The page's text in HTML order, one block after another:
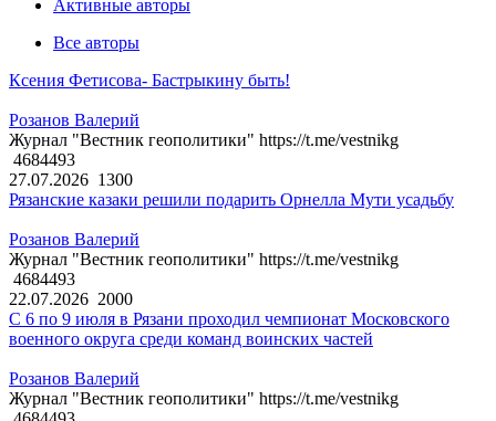
Активные авторы
Все авторы
Ксения Фетисова- Бастрыкину быть!
Розанов Валерий
Журнал "Вестник геополитики" https://t.me/vestnikg
4684493
27.07.2026 1300
Рязанские казаки решили подарить Орнелла Мути усадьбу
Розанов Валерий
Журнал "Вестник геополитики" https://t.me/vestnikg
4684493
22.07.2026 2000
С 6 по 9 июля в Рязани проходил чемпионат Московского
военного округа среди команд воинских частей
Розанов Валерий
Журнал "Вестник геополитики" https://t.me/vestnikg